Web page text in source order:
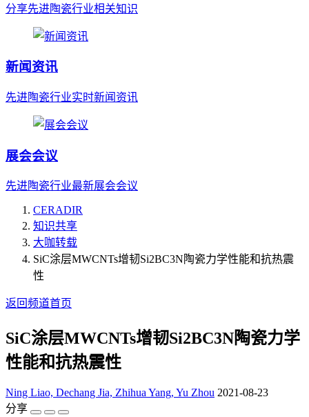
分享先进陶瓷行业相关知识
新闻资讯
先进陶瓷行业实时新闻资讯
展会会议
先进陶瓷行业最新展会会议
CERADIR
知识共享
大咖转载
SiC涂层MWCNTs增韧Si2BC3N陶瓷力学性能和抗热震
性
返回频道首页
SiC涂层MWCNTs增韧Si2BC3N陶瓷力学
性能和抗热震性
Ning Liao, Dechang Jia, Zhihua Yang, Yu Zhou 2021-08-23
分享